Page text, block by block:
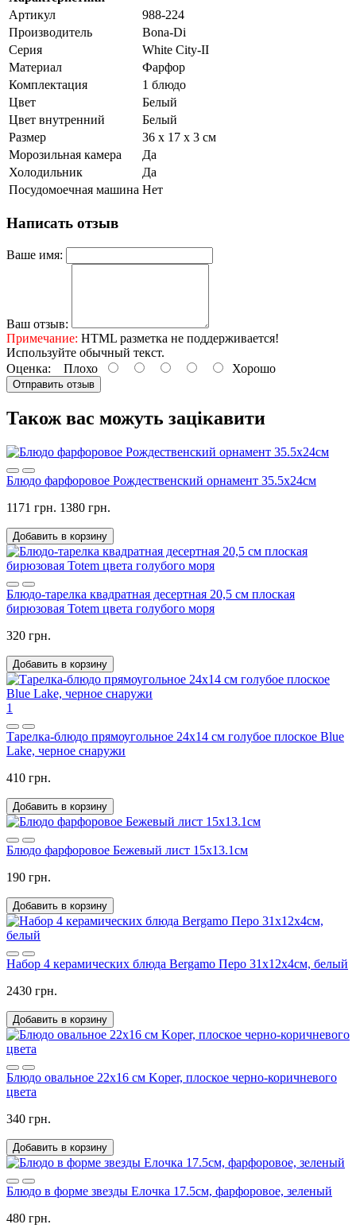
Артикул
988-224
Производитель
Bona-Di
Серия
White City-II
Материал
Фарфор
Комплектация
1 блюдо
Цвет
Белый
Цвет внутренний
Белый
Размер
36 х 17 х 3 см
Морозильная камера
Да
Холодильник
Да
Посудомоечная машина Нет
Написать отзыв
Ваше имя:
Ваш отзыв:
Примечание: HTML разметка не поддерживается!
Используйте обычный текст.
Оценка: Плохо Хорошо
Отправить отзыв
Також вас можуть зацікавити
Блюдо фарфоровое Рождественский орнамент 35.5х24см
1171 грн. 1380 грн.
Добавить в корзину
Блюдо-тарелка квадратная десертная 20,5 см плоская
бирюзовая Totem цвета голубого моря
320 грн.
Добавить в корзину
1
Тарелка-блюдо прямоугольное 24х14 см голубое плоское Blue
Lake, черное снаружи
410 грн.
Добавить в корзину
Блюдо фарфоровое Бежевый лист 15х13.1см
190 грн.
Добавить в корзину
Набор 4 керамических блюда Bergamo Перо 31х12х4см, белый
2430 грн.
Добавить в корзину
Блюдо овальное 22х16 см Koper, плоское черно-коричневого
цвета
340 грн.
Добавить в корзину
Блюдо в форме звезды Елочка 17.5см, фарфоровое, зеленый
480 грн.